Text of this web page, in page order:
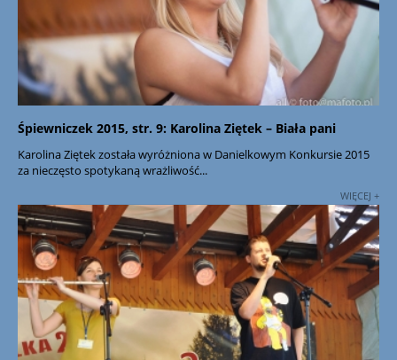
Śpiewniczek 2015, str. 9: Karolina Ziętek – Biała pani
Karolina Ziętek została wyróżniona w Danielkowym Konkursie 2015
za nieczęsto spotykaną wrażliwość...
WIĘCEJ +